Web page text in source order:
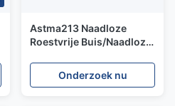
Astma213 Naadloze
Roestvrije Buis/Naadloze
38.1mm - 101.6mm
Onderzoek nu